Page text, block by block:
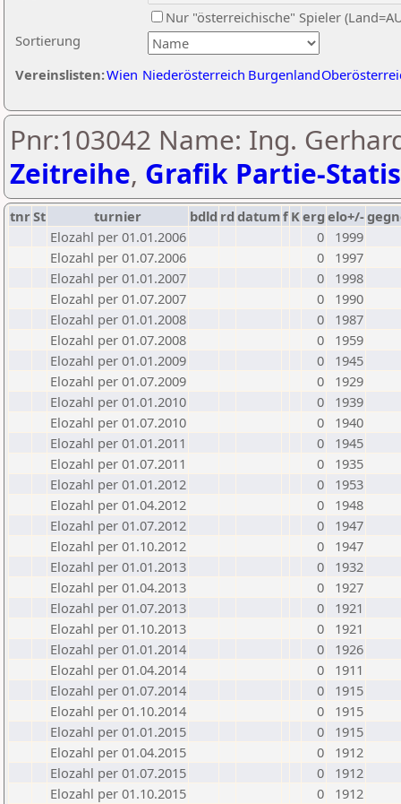
Sortierung
Nur "österreichische" Spieler
Vereinslisten:Wien Niederösterreich Burgenland
Pnr:103042 Name: Ing.
Zeitreihe, Grafik Partie-
tnrSt turnier bdld rd datumf Kerg elo+/-
Elozahl per 01.01.2006
0
1999
Elozahl per 01.07.2006
0
1997
Elozahl per 01.01.2007
0
1998
Elozahl per 01.07.2007
0
1990
Elozahl per 01.01.2008
0
1987
Elozahl per 01.07.2008
0
1959
Elozahl per 01.01.2009
0
1945
Elozahl per 01.07.2009
0
1929
Elozahl per 01.01.2010
0
1939
Elozahl per 01.07.2010
0
1940
Elozahl per 01.01.2011
0
1945
Elozahl per 01.07.2011
0
1935
Elozahl per 01.01.2012
0
1953
Elozahl per 01.04.2012
0
1948
Elozahl per 01.07.2012
0
1947
Elozahl per 01.10.2012
0
1947
Elozahl per 01.01.2013
0
1932
Elozahl per 01.04.2013
0
1927
Elozahl per 01.07.2013
0
1921
Elozahl per 01.10.2013
0
1921
Elozahl per 01.01.2014
0
1926
Elozahl per 01.04.2014
0
1911
Elozahl per 01.07.2014
0
1915
Elozahl per 01.10.2014
0
1915
Elozahl per 01.01.2015
0
1915
Elozahl per 01.04.2015
0
1912
Elozahl per 01.07.2015
0
1912
Elozahl per 01.10.2015
0
1912